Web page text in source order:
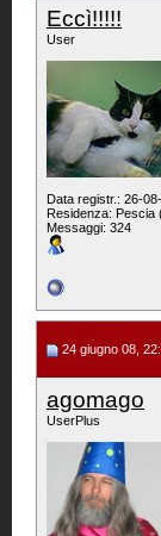
Eccì!!!!!
User
Data registr.: 26-
Residenza: Pescia
Messaggi: 324
24 giugno 08,
agomago
UserPlus